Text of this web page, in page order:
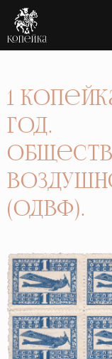
1
год.
(ОДВФ).